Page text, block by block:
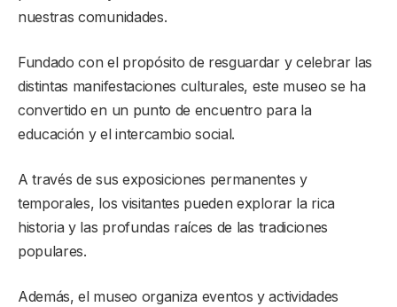
nuestras comunidades.
Fundado con el propósito de resguardar y celebrar las
distintas manifestaciones culturales, este museo se ha
convertido en un punto de encuentro para la
educación y el intercambio social.
A través de sus exposiciones permanentes y
temporales, los visitantes pueden explorar la rica
historia y las profundas raíces de las tradiciones
populares.
Además, el museo organiza eventos y actividades